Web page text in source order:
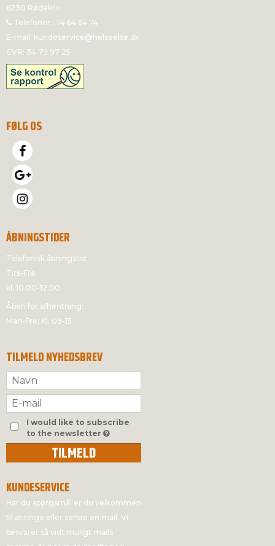
6230 Rødekro
Telefonnr.: 74 64 64 74
E-mail : kundeservice@helseelse.dk
CVR: 34 79 97 25
FØLG OS
ÅBNINGSTIDER
Telefonisk åbningstid:
Tirs-Fre
kl. 10.00-12.00.
Åben for afhentning:
Man-Fre: Kl. 09-15
TILMELD NYHEDSBREV
I would like to subscribe
to the newsletter
TILMELD
KUNDESERVICE
Har du spørgsmål er du velkommen
til at ringe eller sende en mail. Vi
besvarer så vidt muligt mails